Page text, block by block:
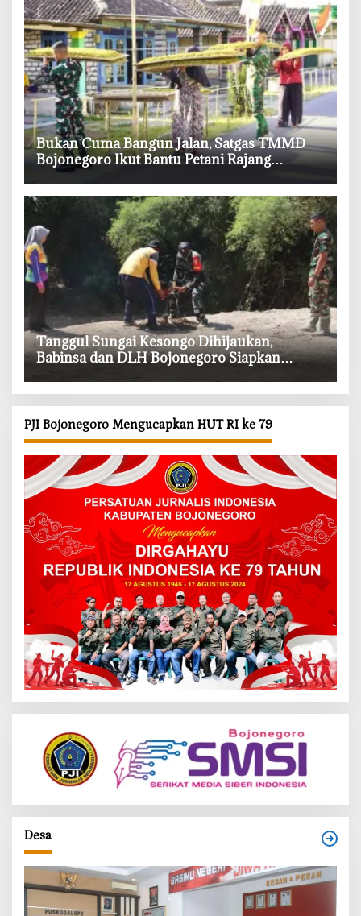
‎Bukan Cuma Bangun Jalan, Satgas TMMD
Bojonegoro Ikut Bantu Petani Rajang
Tembakau
‎Tanggul Sungai Kesongo Dihijaukan,
Babinsa dan DLH Bojonegoro Siapkan
PJI Bojonegoro Mengucapkan HUT RI ke 79
Desa